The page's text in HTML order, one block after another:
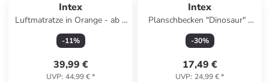
Intex
Luftmatratze in Orange - ab 3
Jahren - (B)191 x (H)11 x
(T)71 cm
-11%
39,99 €
UVP: 44,99 €*
Intex
Planschbecken "Dinosaur" -
ab 2 Jahren - (L)119 x (B)109
cm
-30%
17,49 €
UVP: 24,99 €*